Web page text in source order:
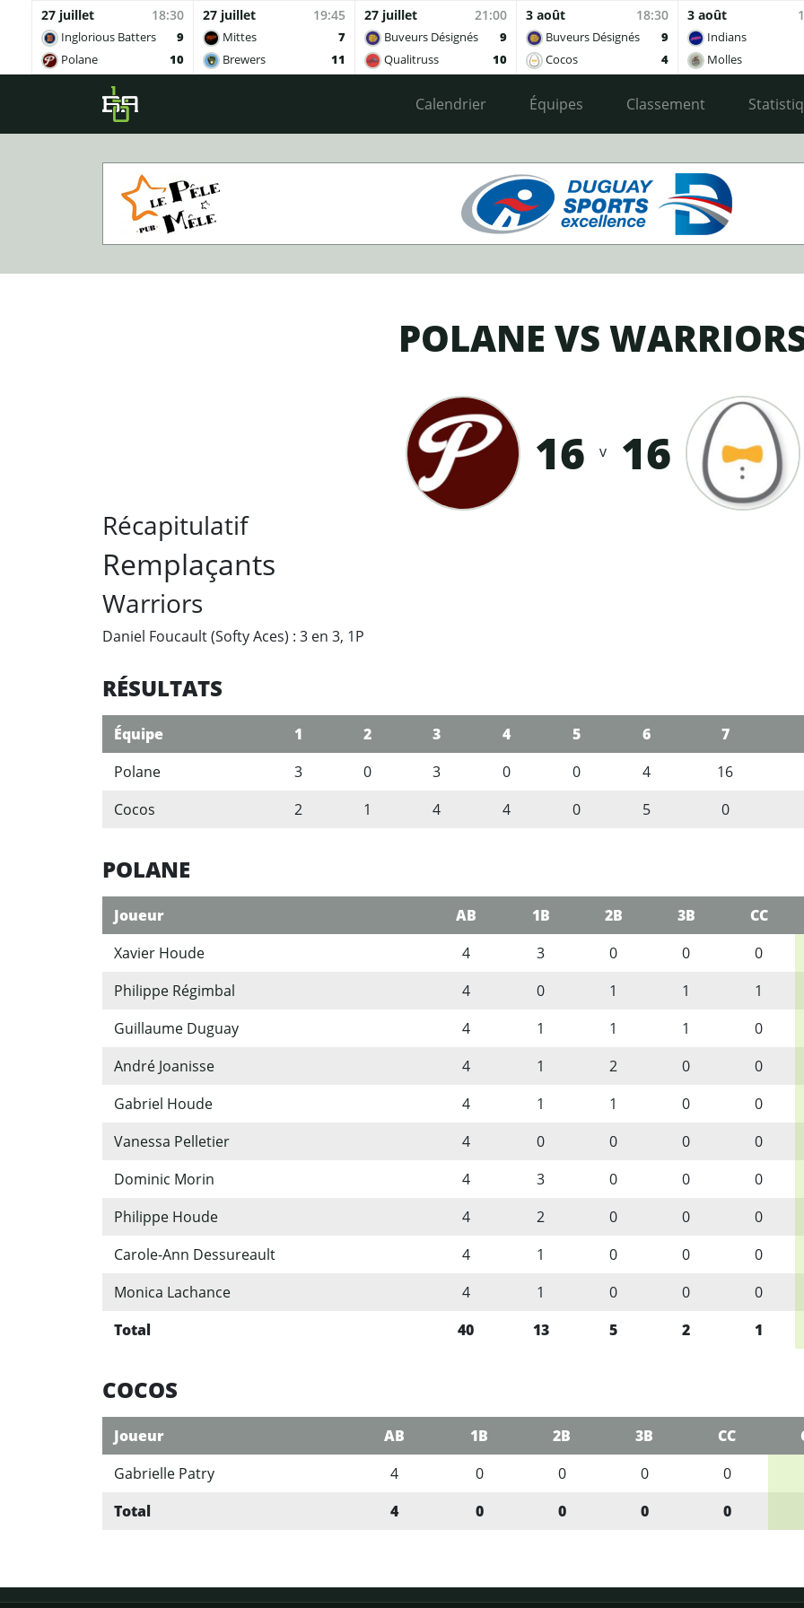
27 juillet 18:30
Inglorious Batters
9
Polane
10
27 juillet 19:45
Mittes
7
Brewers
11
27 juillet 21:00
Buveurs Désignés
9
Qualitruss
10
3 août 18:30
Buveurs Désignés
9
Cocos
4
3 août
Indians
Molles
Skip to main content
Calendrier
Équipes Classement
POLANE VS
16 v 16
Récapitulatif
Remplaçants
Warriors
Daniel Foucault (Softy Aces) : 3 en 3, 1P
RÉSULTATS
Équipe 1 2 3 4 5 6 7
Polane
3 0 3 0 0 4 16
Cocos
2 1 4 4 0 5 0
POLANE
Joueur AB 1B 2B 3B CC
Xavier Houde
4 3 0 0 0
Philippe Régimbal
4 0 1 1 1
Guillaume Duguay
4 1 1 1 0
André Joanisse
4 1 2 0 0
Gabriel Houde
4 1 1 0 0
Vanessa Pelletier
4 0 0 0 0
Dominic Morin
4 3 0 0 0
Philippe Houde
4 2 0 0 0
Carole-Ann Dessureault
4 1 0 0 0
Monica Lachance
4 1 0 0 0
Total
40 13 5 2 1
COCOS
Joueur AB 1B 2B 3B CC
Gabrielle Patry
4 0 0 0 0
Total
4 0 0 0 0